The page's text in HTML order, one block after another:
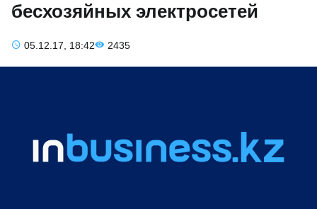
бесхозяйных электросетей
05.12.17, 18:42 2435